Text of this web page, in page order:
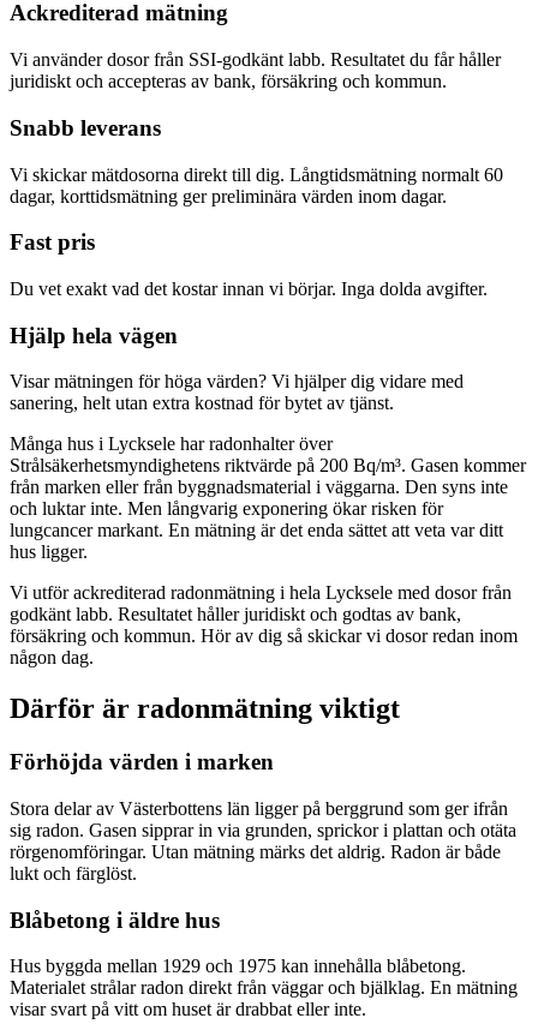
Ackrediterad mätning
Vi använder dosor från SSI-godkänt labb. Resultatet du får håller
juridiskt och accepteras av bank, försäkring och kommun.
Snabb leverans
Vi skickar mätdosorna direkt till dig. Långtidsmätning normalt 60
dagar, korttidsmätning ger preliminära värden inom dagar.
Fast pris
Du vet exakt vad det kostar innan vi börjar. Inga dolda avgifter.
Hjälp hela vägen
Visar mätningen för höga värden? Vi hjälper dig vidare med
sanering, helt utan extra kostnad för bytet av tjänst.
Många hus i Lycksele har radonhalter över
Strålsäkerhetsmyndighetens riktvärde på 200 Bq/m³. Gasen kommer
från marken eller från byggnadsmaterial i väggarna. Den syns inte
och luktar inte. Men långvarig exponering ökar risken för
lungcancer markant. En mätning är det enda sättet att veta var ditt
hus ligger.
Vi utför ackrediterad radonmätning i hela Lycksele med dosor från
godkänt labb. Resultatet håller juridiskt och godtas av bank,
försäkring och kommun. Hör av dig så skickar vi dosor redan inom
någon dag.
Därför är radonmätning viktigt
Förhöjda värden i marken
Stora delar av Västerbottens län ligger på berggrund som ger ifrån
sig radon. Gasen sipprar in via grunden, sprickor i plattan och otäta
rörgenomföringar. Utan mätning märks det aldrig. Radon är både
lukt och färglöst.
Blåbetong i äldre hus
Hus byggda mellan 1929 och 1975 kan innehålla blåbetong.
Materialet strålar radon direkt från väggar och bjälklag. En mätning
visar svart på vitt om huset är drabbat eller inte.